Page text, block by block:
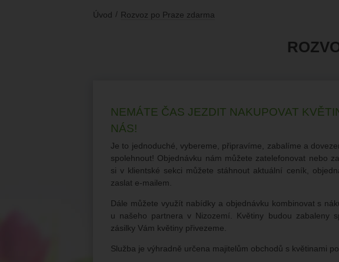
Úvod Rozvoz po Praze zdarma
NEMÁTE ČAS JEZDIT NAKUPOVAT
NÁS!
Je to jednoduché, vybereme, připravíme, zabalíme a
spolehnout! Objednávku nám můžete zatelefonovat nebo
si v klientské sekci můžete stáhnout aktuální ceník,
zaslat e-mailem.
Dále můžete využít nabídky a objednávku kombinovat s
u našeho partnera v Nizozemí. Květiny budou zabaleny
zásilky Vám květiny přivezeme.
Služba je výhradně určena majitelům obchodů s květinami